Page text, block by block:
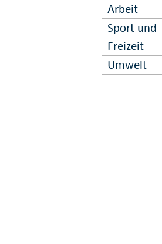
Arbeit
Sport und
Freizeit
Umwelt